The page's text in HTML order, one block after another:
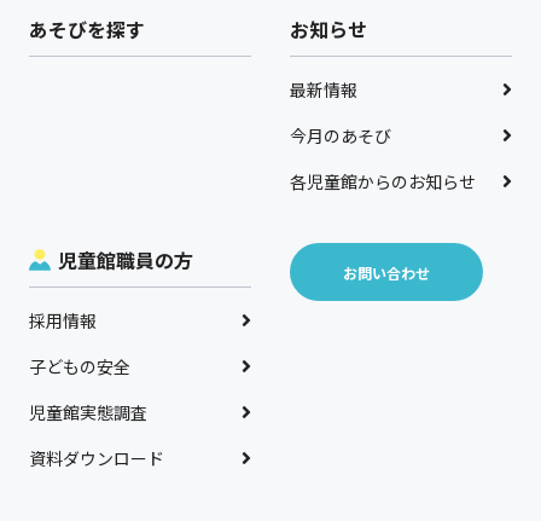
あそびを探す お知らせ
最新情報
今月のあそび
各児童館からのお知らせ
児童館職員の方
採用情報
子どもの安全
児童館実態調査
資料ダウンロード
お問い合わせ